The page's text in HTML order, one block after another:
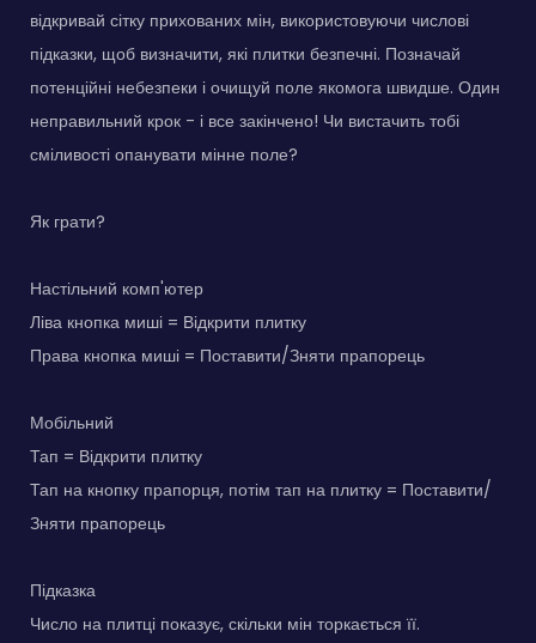
відкривай сітку прихованих мін, використовуючи числові
підказки, щоб визначити, які плитки безпечні. Позначай
потенційні небезпеки і очищуй поле якомога швидше. Один
неправильний крок - і все закінчено! Чи вистачить тобі
сміливості опанувати мінне поле?
Як грати?
Настільний комп'ютер
Ліва кнопка миші = Відкрити плитку
Права кнопка миші = Поставити/Зняти прапорець
Мобільний
Тап = Відкрити плитку
Тап на кнопку прапорця, потім тап на плитку = Поставити/
Зняти прапорець
Підказка
Число на плитці показує, скільки мін торкається її.